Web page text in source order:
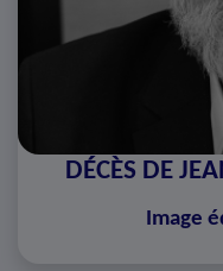
DÉCÈS DE
Image